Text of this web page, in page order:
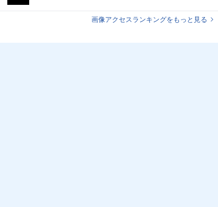
画像アクセスランキングをもっと見る